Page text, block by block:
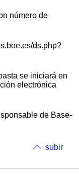
número de
ds.php?
se iniciará en
electrónica
de Base-
subir